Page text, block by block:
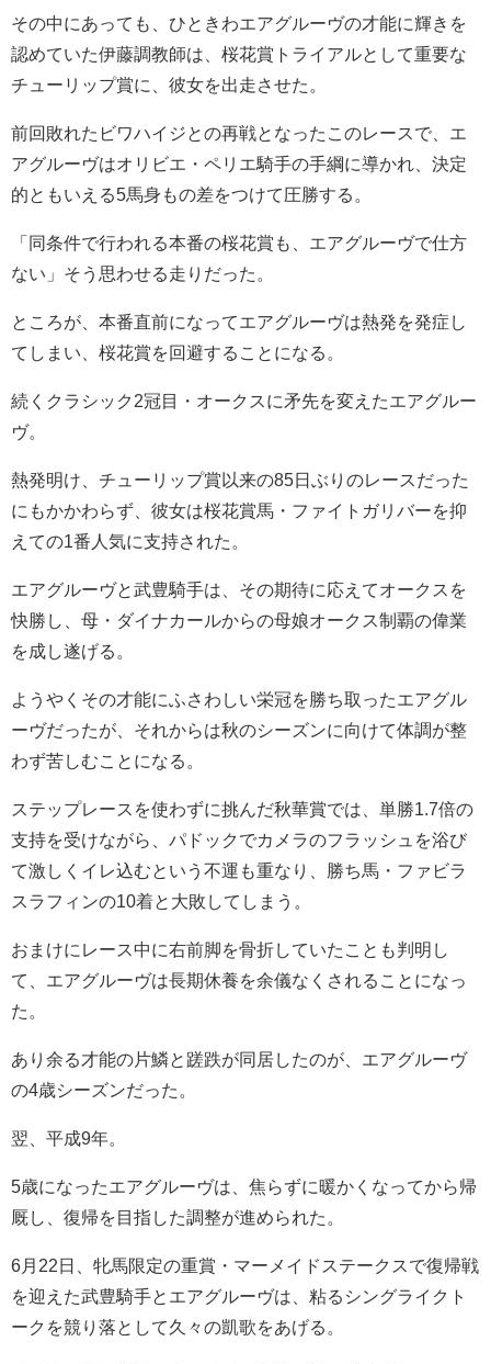
その中にあっても、ひときわエアグルーヴの才能に輝きを
認めていた伊藤調教師は、桜花賞トライアルとして重要な
チューリップ賞に、彼女を出走させた。
前回敗れたビワハイジとの再戦となったこのレースで、エ
アグルーヴはオリビエ・ペリエ騎手の手綱に導かれ、決定
的ともいえる5馬身もの差をつけて圧勝する。
「同条件で行われる本番の桜花賞も、エアグルーヴで仕方
ない」そう思わせる走りだった。
ところが、本番直前になってエアグルーヴは熱発を発症し
てしまい、桜花賞を回避することになる。
続くクラシック2冠目・オークスに矛先を変えたエアグルー
ヴ。
熱発明け、チューリップ賞以来の85日ぶりのレースだった
にもかかわらず、彼女は桜花賞馬・ファイトガリバーを抑
えての1番人気に支持された。
エアグルーヴと武豊騎手は、その期待に応えてオークスを
快勝し、母・ダイナカールからの母娘オークス制覇の偉業
を成し遂げる。
ようやくその才能にふさわしい栄冠を勝ち取ったエアグル
ーヴだったが、それからは秋のシーズンに向けて体調が整
わず苦しむことになる。
ステップレースを使わずに挑んだ秋華賞では、単勝1.7倍の
支持を受けながら、パドックでカメラのフラッシュを浴び
て激しくイレ込むという不運も重なり、勝ち馬・ファビラ
スラフィンの10着と大敗してしまう。
おまけにレース中に右前脚を骨折していたことも判明し
て、エアグルーヴは長期休養を余儀なくされることになっ
た。
あり余る才能の片鱗と蹉跌が同居したのが、エアグルーヴ
の4歳シーズンだった。
翌、平成9年。
5歳になったエアグルーヴは、焦らずに暖かくなってから帰
厩し、復帰を目指した調整が進められた。
6月22日、牝馬限定の重賞・マーメイドステークスで復帰戦
を迎えた武豊騎手とエアグルーヴは、粘るシングライクト
ークを競り落として久々の凱歌をあげる。